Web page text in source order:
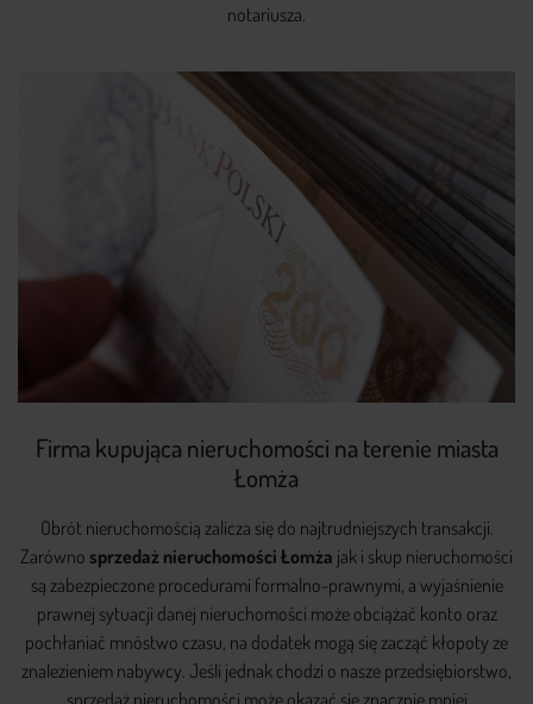
notariusza.
Firma kupująca nieruchomości na terenie miasta
Łomża
Obrót nieruchomością zalicza się do najtrudniejszych transakcji.
Zarówno sprzedaż nieruchomości Łomża jak i skup nieruchomości
są zabezpieczone procedurami formalno-prawnymi, a wyjaśnienie
prawnej sytuacji danej nieruchomości może obciążać konto oraz
pochłaniać mnóstwo czasu, na dodatek mogą się zacząć kłopoty ze
znalezieniem nabywcy. Jeśli jednak chodzi o nasze przedsiębiorstwo,